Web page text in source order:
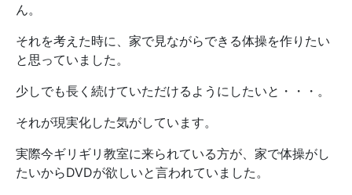
ん。
それを考えた時に、家で見ながらできる体操を作りたい
と思っていました。
少しでも長く続けていただけるようにしたいと・・・。
それが現実化した気がしています。
実際今ギリギリ教室に来られている方が、家で体操がし
たいからDVDが欲しいと言われていました。